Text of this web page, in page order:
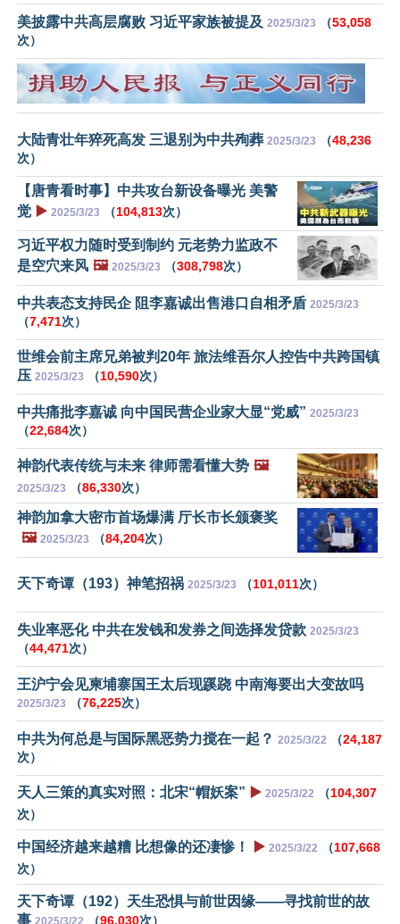
美披露中共高层腐败 习近平家族被提及 2025/3/23 （53,058
次）
大陆青壮年猝死高发 三退别为中共殉葬 2025/3/23 （48,236
次）
【唐青看时事】中共攻台新设备曝光 美警
觉 ▶️ 2025/3/23 （104,813次）
习近平权力随时受到制约 元老势力监政不
是空穴来风 🖼️ 2025/3/23 （308,798次）
中共表态支持民企 阻李嘉诚出售港口自相矛盾 2025/3/23
（7,471次）
世维会前主席兄弟被判20年 旅法维吾尔人控告中共跨国镇
压 2025/3/23 （10,590次）
中共痛批李嘉诚 向中国民营企业家大显“党威” 2025/3/23
（22,684次）
神韵代表传统与未来 律师需看懂大势 🖼️
2025/3/23 （86,330次）
神韵加拿大密市首场爆满 厅长市长颁褒奖
🖼️ 2025/3/23 （84,204次）
天下奇谭（193）神笔招祸 2025/3/23 （101,011次）
失业率恶化 中共在发钱和发券之间选择发贷款 2025/3/23
（44,471次）
王沪宁会见柬埔寨国王太后现蹊跷 中南海要出大变故吗
2025/3/23 （76,225次）
中共为何总是与国际黑恶势力搅在一起？ 2025/3/22 （24,187
次）
天人三策的真实对照：北宋“帽妖案” ▶️ 2025/3/22 （104,307
次）
中国经济越来越糟 比想像的还凄惨！ ▶️ 2025/3/22 （107,668
次）
天下奇谭（192）天生恐惧与前世因缘——寻找前世的故
事 2025/3/22 （96,030次）